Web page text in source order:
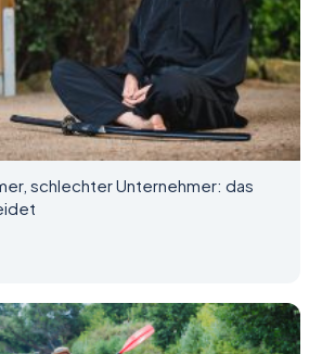
schlechter Unternehmer: das